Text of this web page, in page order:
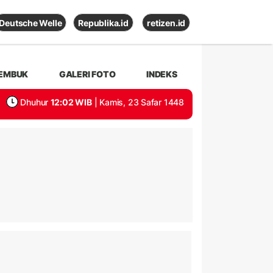
Deutsche Welle Republika.id retizen.id
GALERI FOTO INDEKS
Dhuhur 12:02 WIB | Kamis, 23 Safar 1448